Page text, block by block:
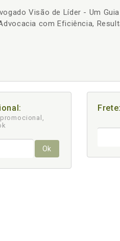
Visão de Líder - Um
com Eficiência,
- +
Ok
Frete: